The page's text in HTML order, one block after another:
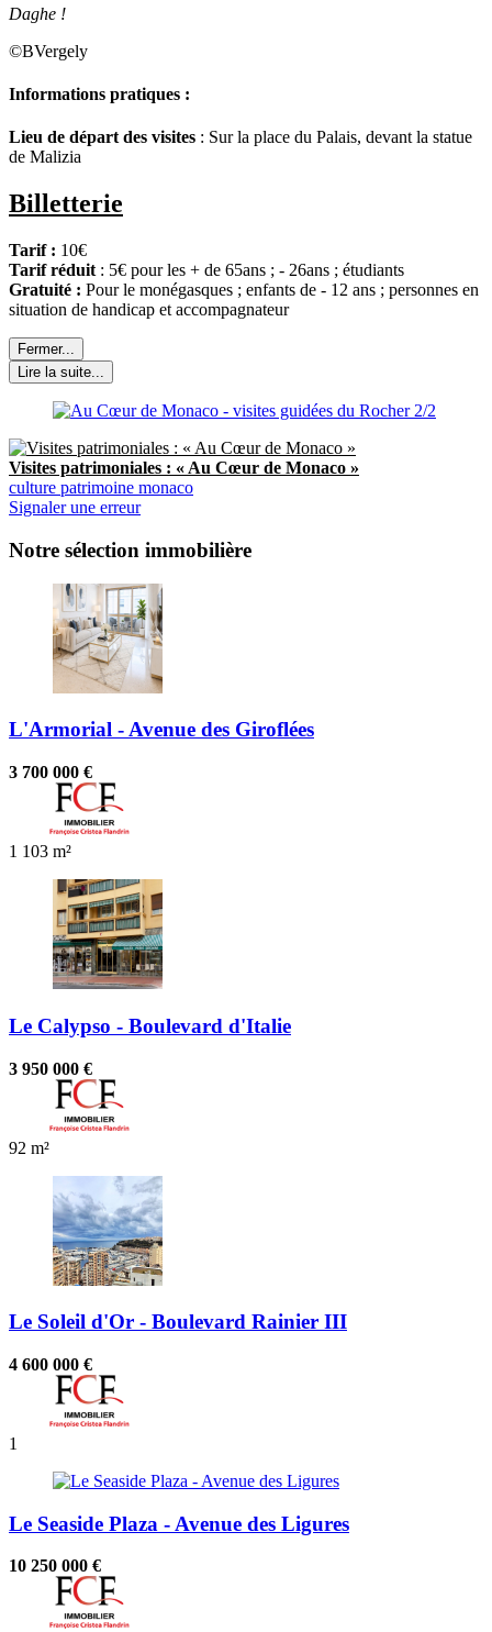
Daghe !
©BVergely
Informations pratiques :
Lieu de départ des visites : Sur la place du Palais, devant la statue
de Malizia
Billetterie
Tarif : 10€
Tarif réduit : 5€ pour les + de 65ans ; - 26ans ; étudiants
Gratuité : Pour le monégasques ; enfants de - 12 ans ; personnes en
situation de handicap et accompagnateur
Fermer...
Lire la suite...
Visites patrimoniales : « Au Cœur de Monaco »
culture patrimoine monaco
Signaler une erreur
Notre sélection immobilière
L'Armorial - Avenue des Giroflées
3 700 000 €
1 103 m²
Le Calypso - Boulevard d'Italie
3 950 000 €
92 m²
Le Soleil d'Or - Boulevard Rainier III
4 600 000 €
1
Le Seaside Plaza - Avenue des Ligures
10 250 000 €